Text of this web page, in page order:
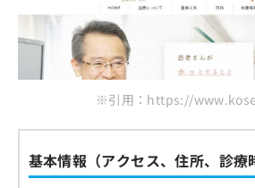
※引用：https://
基本情報（アクセス、住所、診療